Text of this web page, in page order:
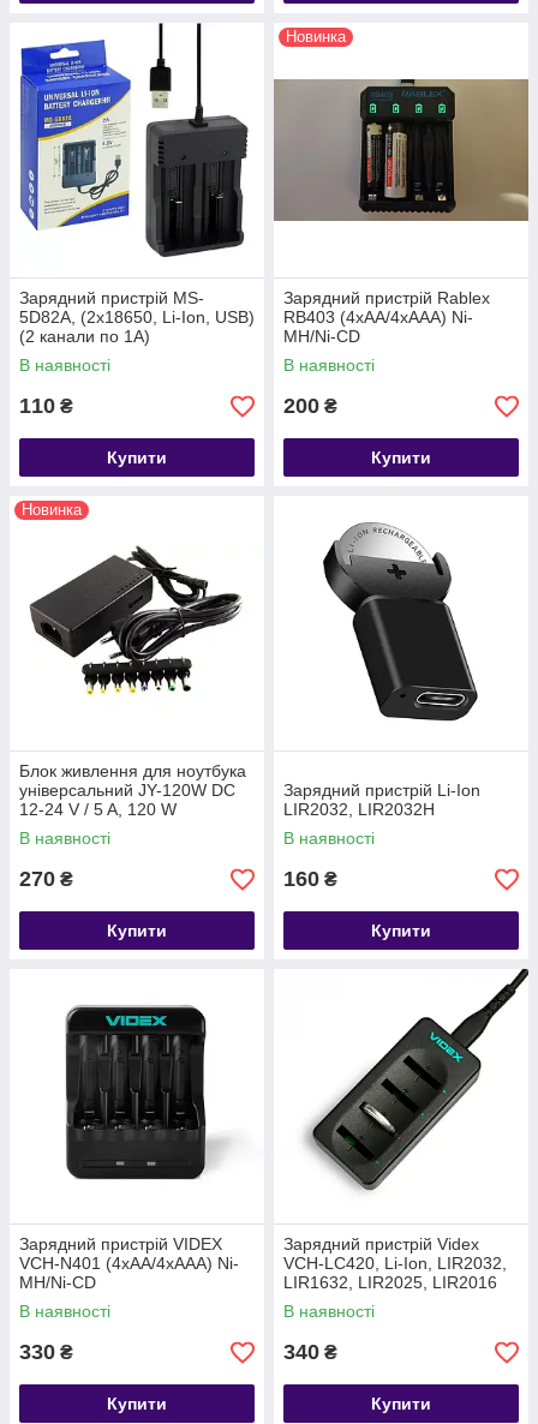
Зарядний пристрій MS-
5D82A, (2x18650, Li-Ion, USB)
(2 канали по 1A)
В наявності
110 ₴
Купити
Новинка
Зарядний пристрій Rablex
RB403 (4xAA/4xAAA) Ni-
MH/Ni-CD
В наявності
200 ₴
Купити
Новинка
Блок живлення для ноутбука
універсальний JY-120W DC
12-24 V / 5 A, 120 W
В наявності
270 ₴
Купити
Зарядний пристрій Li-Ion
LIR2032, LIR2032H
В наявності
160 ₴
Купити
Зарядний пристрій VIDEX
VCH-N401 (4xAA/4xAAA) Ni-
MH/Ni-CD
В наявності
330 ₴
Купити
Зарядний пристрій Videx
VCH-LC420, Li-Ion, LIR2032,
LIR1632, LIR2025, LIR2016
В наявності
340 ₴
Купити